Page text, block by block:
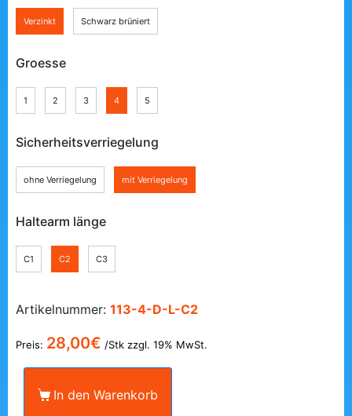
Verzinkt Schwarz brüniert
Groesse
1 2 3 4 5
Sicherheitsverriegelung
ohne Verriegelung mit Verriegelung
Haltearm länge
C1 C2 C3
Artikelnummer: 113-4-D-L-C2
Preis: 28,00€ /Stk zzgl. 19% MwSt.
In den Warenkorb